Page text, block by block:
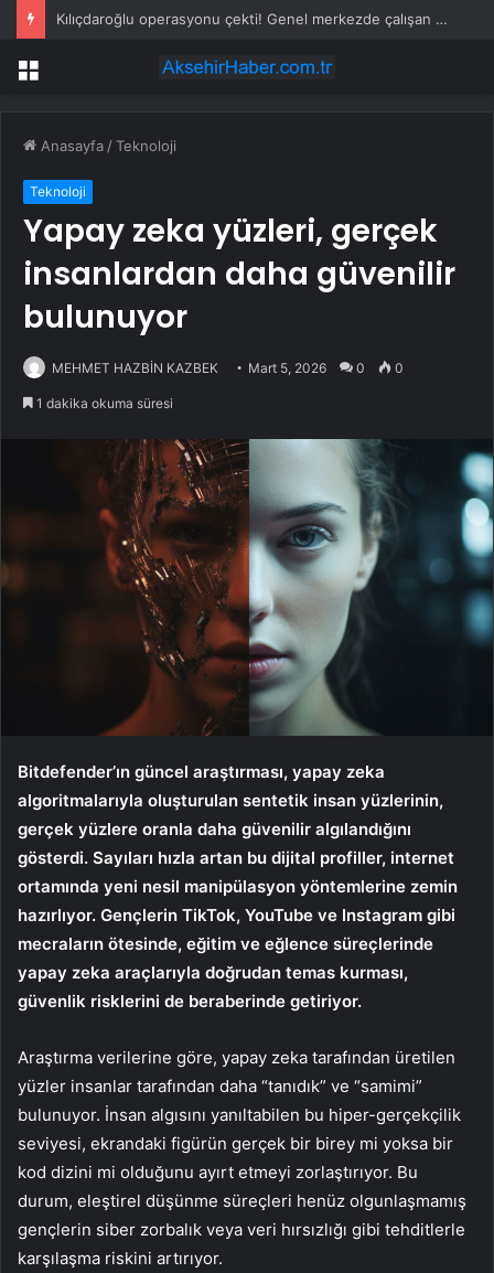
Kılıçdaroğlu operasyonu çekti! Genel merkezde çalışan 24 kişi işten çıkarıldı
Menü
Anasayfa /Teknoloji
Teknoloji
Yapay zeka yüzleri, gerçek
insanlardan daha güvenilir
bulunuyor
MEHMET HAZBİN KAZBEK Mart 5, 2026 0 0
1 dakika okuma süresi
Bitdefender’ın güncel araştırması, yapay zeka
algoritmalarıyla oluşturulan sentetik insan yüzlerinin,
gerçek yüzlere oranla daha güvenilir algılandığını
gösterdi. Sayıları hızla artan bu dijital profiller, internet
ortamında yeni nesil manipülasyon yöntemlerine zemin
hazırlıyor. Gençlerin TikTok, YouTube ve Instagram gibi
mecraların ötesinde, eğitim ve eğlence süreçlerinde
yapay zeka araçlarıyla doğrudan temas kurması,
güvenlik risklerini de beraberinde getiriyor.
Araştırma verilerine göre, yapay zeka tarafından üretilen
yüzler insanlar tarafından daha “tanıdık” ve “samimi”
bulunuyor. İnsan algısını yanıltabilen bu hiper-gerçekçilik
seviyesi, ekrandaki figürün gerçek bir birey mi yoksa bir
kod dizini mi olduğunu ayırt etmeyi zorlaştırıyor. Bu
durum, eleştirel düşünme süreçleri henüz olgunlaşmamış
gençlerin siber zorbalık veya veri hırsızlığı gibi tehditlerle
karşılaşma riskini artırıyor.